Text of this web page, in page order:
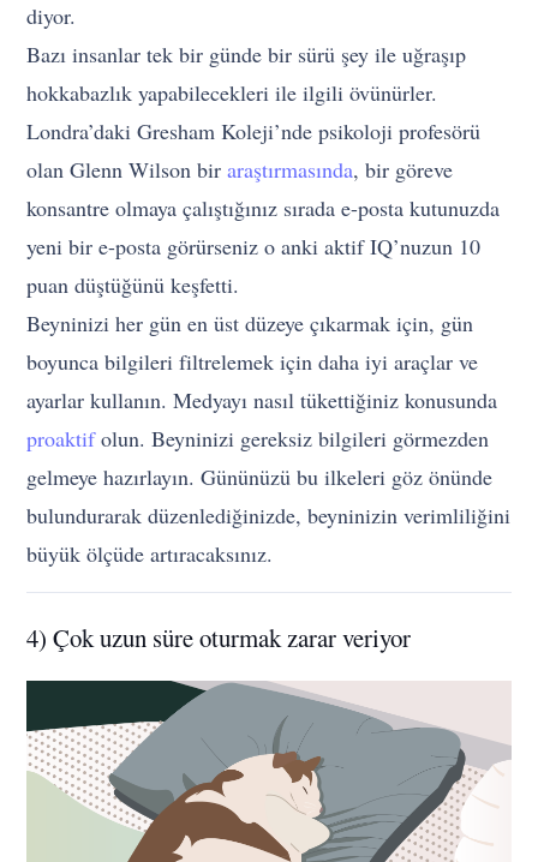
diyor.
Bazı insanlar tek bir günde bir sürü şey ile uğraşıp
hokkabazlık yapabilecekleri ile ilgili övünürler.
Londra’daki Gresham Koleji’nde psikoloji profesörü
olan Glenn Wilson biraraştırmasında, bir göreve
konsantre olmaya çalıştığınız sırada e-posta kutunuzda
yeni bir e-posta görürseniz o anki aktif IQ’nuzun 10
puan düştüğünü keşfetti.
Beyninizi her gün en üst düzeye çıkarmak için, gün
boyunca bilgileri filtrelemek için daha iyi araçlar ve
ayarlar kullanın. Medyayı nasıl tükettiğiniz konusunda
proaktifolun. Beyninizi gereksiz bilgileri görmezden
gelmeye hazırlayın. Gününüzü bu ilkeleri göz önünde
bulundurarak düzenlediğinizde, beyninizin verimliliğini
büyük ölçüde artıracaksınız.
4) Çok uzun süre oturmak zarar veriyor